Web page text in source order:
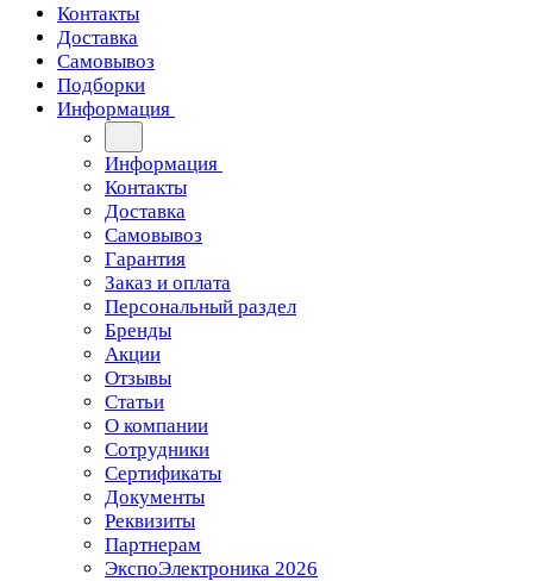
Контакты
Доставка
Самовывоз
Подборки
Информация
Информация
Контакты
Доставка
Самовывоз
Гарантия
Заказ и оплата
Персональный раздел
Бренды
Акции
Отзывы
Статьи
О компании
Сотрудники
Сертификаты
Документы
Реквизиты
Партнерам
ЭкспоЭлектроника 2026